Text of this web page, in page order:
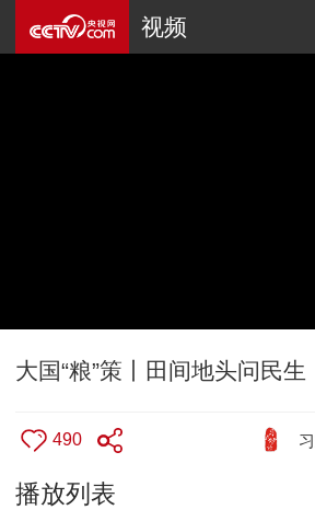
视频
大国“粮”策丨田间地头问民生
490
播放列表